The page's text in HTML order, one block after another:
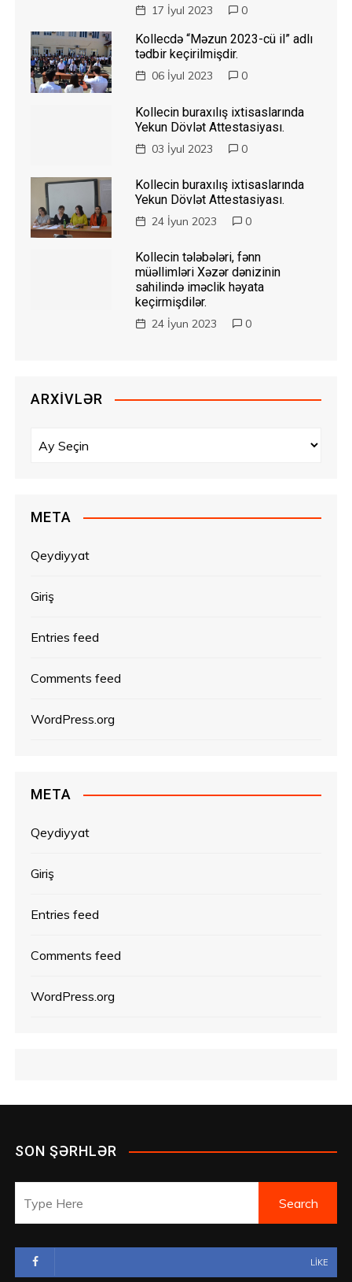
17 İyul 2023 0
Kollecdə “Məzun 2023-cü il” adlı
tədbir keçirilmişdir.
06 İyul 2023 0
Kollecin buraxılış ixtisaslarında
Yekun Dövlət Attestasiyası.
03 İyul 2023 0
Kollecin buraxılış ixtisaslarında
Yekun Dövlət Attestasiyası.
24 İyun 2023 0
Kollecin tələbələri, fənn
müəllimləri Xəzər dənizinin
sahilində iməclik həyata
keçirmişdilər.
24 İyun 2023 0
ARXIVLƏR
v
ə
META
Qeydiyyat
Giriş
Entries feed
Comments feed
WordPress.org
META
Qeydiyyat
Giriş
Entries feed
Comments feed
WordPress.org
SON ŞƏRHLƏR
LIKE